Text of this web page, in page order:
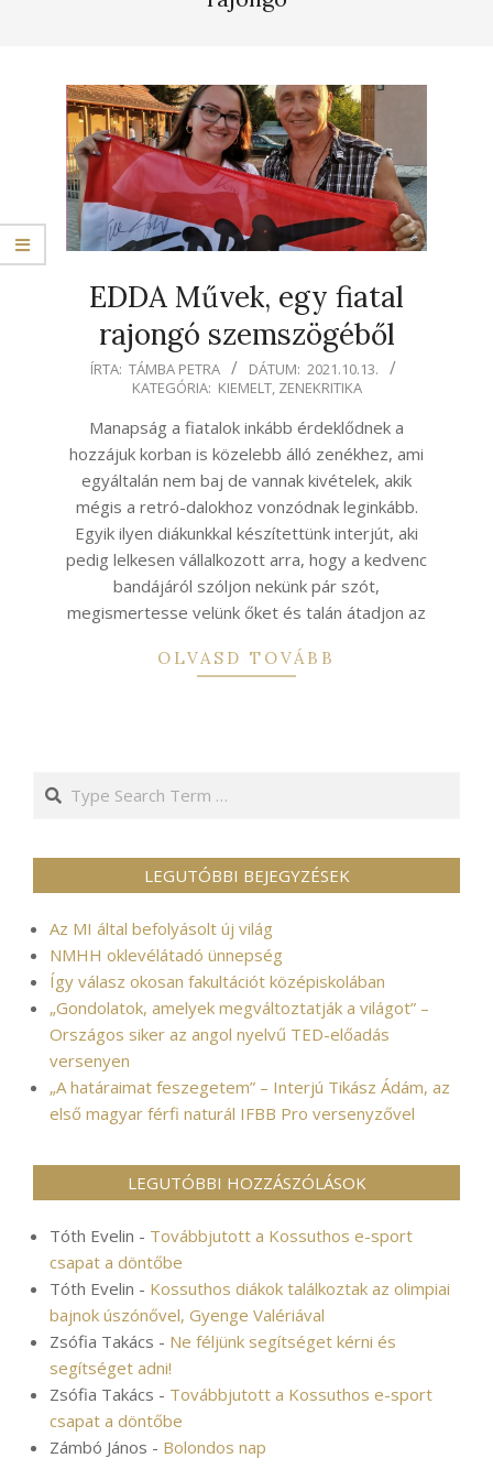
EDDA Művek, egy fiatal
rajongó szemszögéből
2021-
ÍRTA: TÁMBA PETRA DÁTUM: 2021.10.13.
KATEGÓRIA: KIEMELT, ZENEKRITIKA
Manapság a fiatalok inkább érdeklődnek a
hozzájuk korban is közelebb álló zenékhez, ami
egyáltalán nem baj de vannak kivételek, akik
mégis a retró-dalokhoz vonzódnak leginkább.
Egyik ilyen diákunkkal készítettünk interjút, aki
pedig lelkesen vállalkozott arra, hogy a kedvenc
bandájáról szóljon nekünk pár szót,
megismertesse velünk őket és talán átadjon az
OLVASD TOVÁBB
Search
LEGUTÓBBI BEJEGYZÉSEK
Az MI által befolyásolt új világ
NMHH oklevélátadó ünnepség
Így válasz okosan fakultációt középiskolában
„Gondolatok, amelyek megváltoztatják a világot” –
Országos siker az angol nyelvű TED-előadás
versenyen
„A határaimat feszegetem” – Interjú Tikász Ádám, az
első magyar férfi naturál IFBB Pro versenyzővel
LEGUTÓBBI HOZZÁSZÓLÁSOK
Tóth Evelin - Továbbjutott a Kossuthos e-sport
csapat a döntőbe
Tóth Evelin - Kossuthos diákok találkoztak az olimpiai
bajnok úszónővel, Gyenge Valériával
Zsófia Takács - Ne féljünk segítséget kérni és
segítséget adni!
Zsófia Takács - Továbbjutott a Kossuthos e-sport
csapat a döntőbe
Zámbó János - Bolondos nap